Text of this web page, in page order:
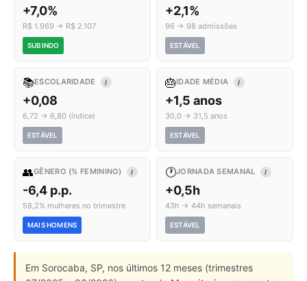
+7,0%
R$ 1.969 → R$ 2.107
SUBINDO
+2,1%
96 → 98 admissões
ESTÁVEL
📚ESCOLARIDADE I
+0,08
6,72 → 6,80 (índice)
ESTÁVEL
🎂IDADE MÉDIA I
+1,5 anos
30,0 → 31,5 anos
ESTÁVEL
👥GÊNERO (% FEMININO) I
-6,4 p.p.
58,2% mulheres no trimestre
MAIS HOMENS
🕐JORNADA SEMANAL I
+0,5h
43h → 44h semanais
ESTÁVEL
Em Sorocaba, SP, nos últimos 12 meses (trimestres